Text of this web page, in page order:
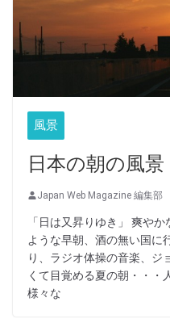
風景
日本の朝の風景
Japan Web Magazine 編集部
「日は又昇りゆき」 爽や
ような早朝、酒の無い国に
り、ラジオ体操の音楽、ジ
くて目覚める夏の朝・・・
様々な